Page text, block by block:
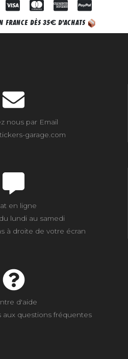
FRANCE DÈS 35€ D'ACHATS
nous par Email
garage.com
en ligne
lundi au samedi
à droite de votre écran
d'aide
aux questions fréquentes